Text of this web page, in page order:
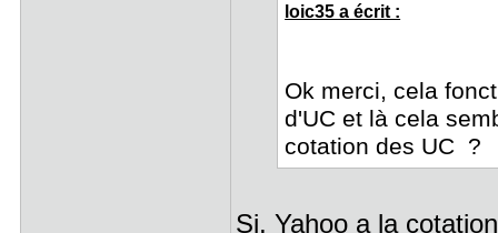
loic35 a écrit :
Ok merci, cela
d'UC et là cela
cotation des UC ?
Si, Yahoo a la